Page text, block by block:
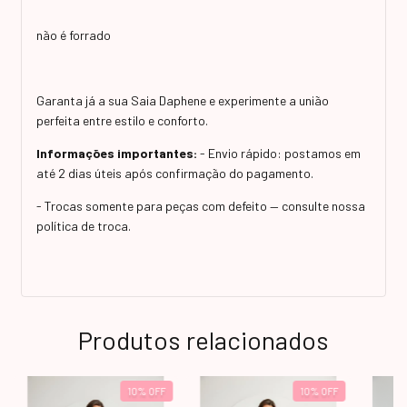
não é forrado
Garanta já a sua Saia Daphene e experimente a união
perfeita entre estilo e conforto.
Informações importantes: - Envio rápido: postamos em
até 2 dias úteis após confirmação do pagamento.
- Trocas somente para peças com defeito — consulte nossa
política de troca.
Produtos relacionados
10% OFF 10% OFF